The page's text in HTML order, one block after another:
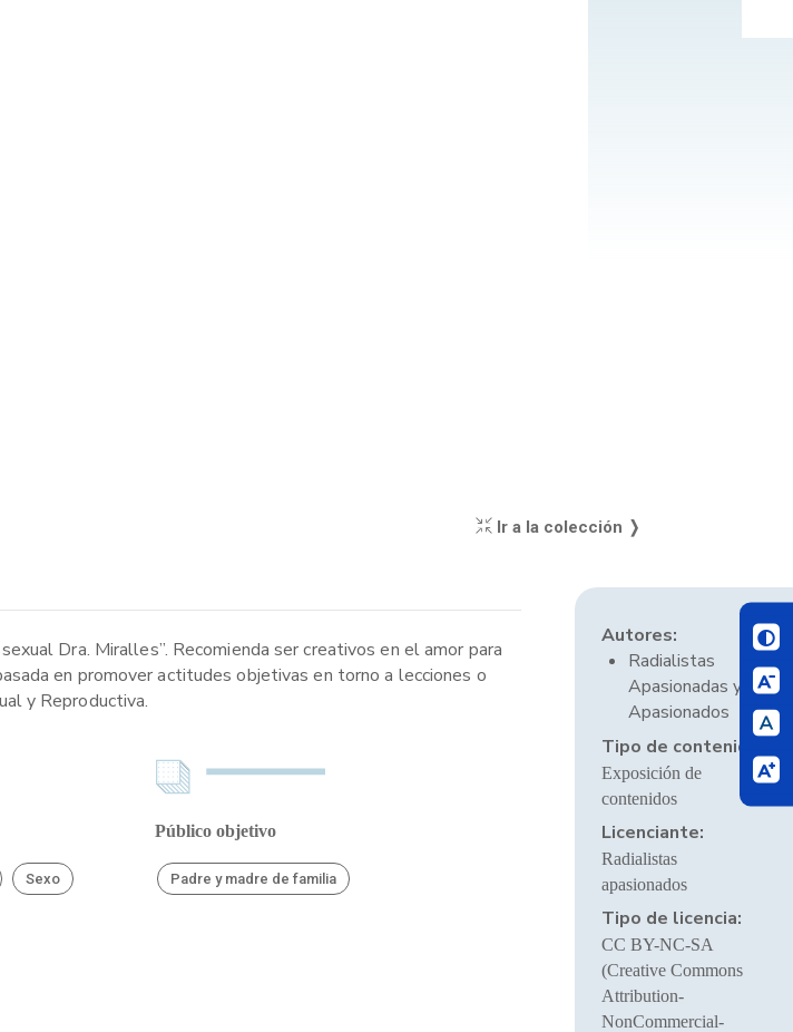
Ir a la colección ❭
Dra. Miralles”. Recomienda ser creativos en el amor para
en promover actitudes objetivas en torno a lecciones o
y Reproductiva.
Sexo
Público objetivo
Padre y madre de familia
Autores:
Radialistas
Apasionadas y
Apasionados
Tipo de contenido:
Exposición de
contenidos
Licenciante:
Radialistas
apasionados
Tipo de licencia:
CC BY-NC-SA
(Creative Commons
Attribution-
NonCommercial-